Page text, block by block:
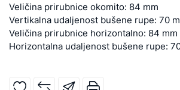
Veličina prirubnice okomito: 84 mm
Vertikalna udaljenost bušene rupe: 70
Veličina prirubnice horizontalno: 84 mm
Horizontalna udaljenost bušene rupe: